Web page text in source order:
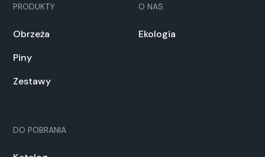
PRODUKTY
Obrzeża
Piny
Zestawy
O NAS
Ekologia
DO POBRANIA